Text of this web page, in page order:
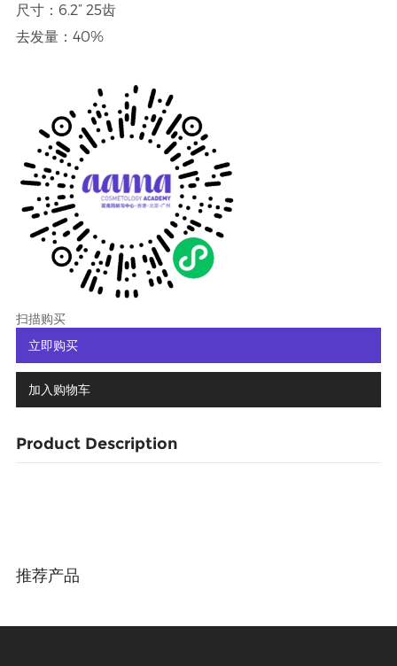
尺寸：6.2” 25齿
去发量：40%
扫描购买
立即购买
加入购物车
Product Description
推荐产品